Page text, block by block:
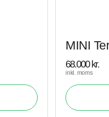
MINI
68.000 kr.
inkl. moms